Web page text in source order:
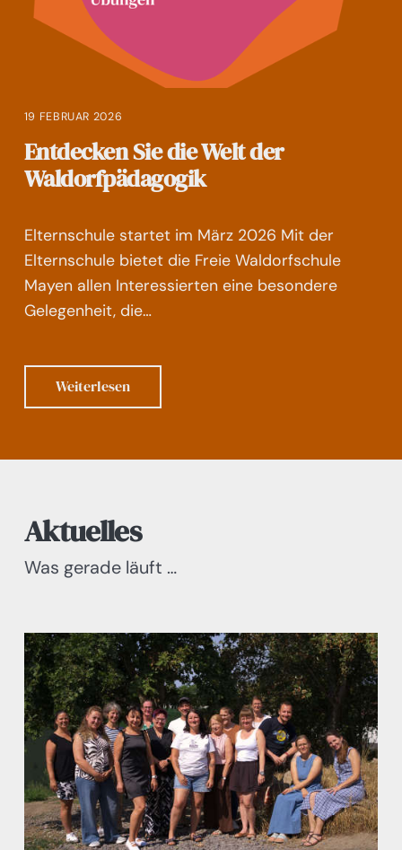
19 FEBRUAR 2026
Entdecken Sie die Welt der
Waldorfpädagogik
Elternschule startet im März 2026 Mit der
Elternschule bietet die Freie Waldorfschule
Mayen allen Interessierten eine besondere
Gelegenheit, die…
Weiterlesen
Aktuelles
Was gerade läuft …